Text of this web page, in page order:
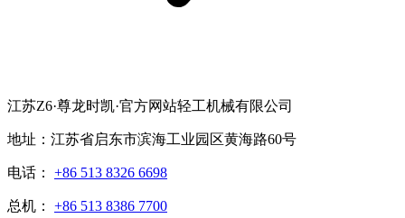
江苏Z6·尊龙时凯·官方网站轻工机械有限公司
地址：江苏省启东市滨海工业园区黄海路60号
电话： +86 513 8326 6698
总机： +86 513 8386 7700